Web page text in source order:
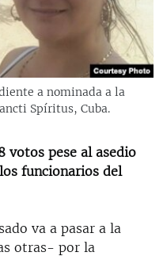
CUBA
LATINA
a nominada a la
Spíritus, Cuba.
votos pese al asedio
funcionarios del
va a pasar a la
otras- por la